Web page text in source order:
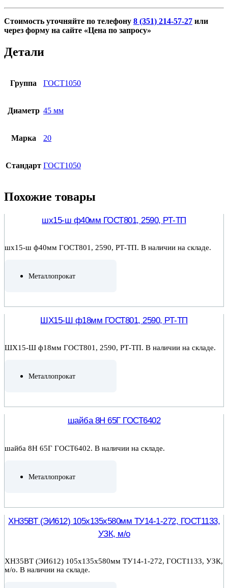
Стоимость уточняйте по телефону 8 (351) 214-57-27 или
через форму на сайте «Цена по запросу»
Детали
Группа ГОСТ1050
Диаметр 45 мм
Марка 20
Стандарт ГОСТ1050
Похожие товары
шх15-ш ф40мм ГОСТ801, 2590, РТ-ТП
шх15-ш ф40мм ГОСТ801, 2590, РТ-ТП. В наличии на складе.
Металлопрокат
ШХ15-Ш ф18мм ГОСТ801, 2590, РТ-ТП
ШХ15-Ш ф18мм ГОСТ801, 2590, РТ-ТП. В наличии на складе.
Металлопрокат
шайба 8Н 65Г ГОСТ6402
шайба 8Н 65Г ГОСТ6402. В наличии на складе.
Металлопрокат
ХН35ВТ (ЭИ612) 105х135х580мм ТУ14-1-272, ГОСТ1133,
УЗК, м/о
ХН35ВТ (ЭИ612) 105х135х580мм ТУ14-1-272, ГОСТ1133, УЗК,
м/о. В наличии на складе.